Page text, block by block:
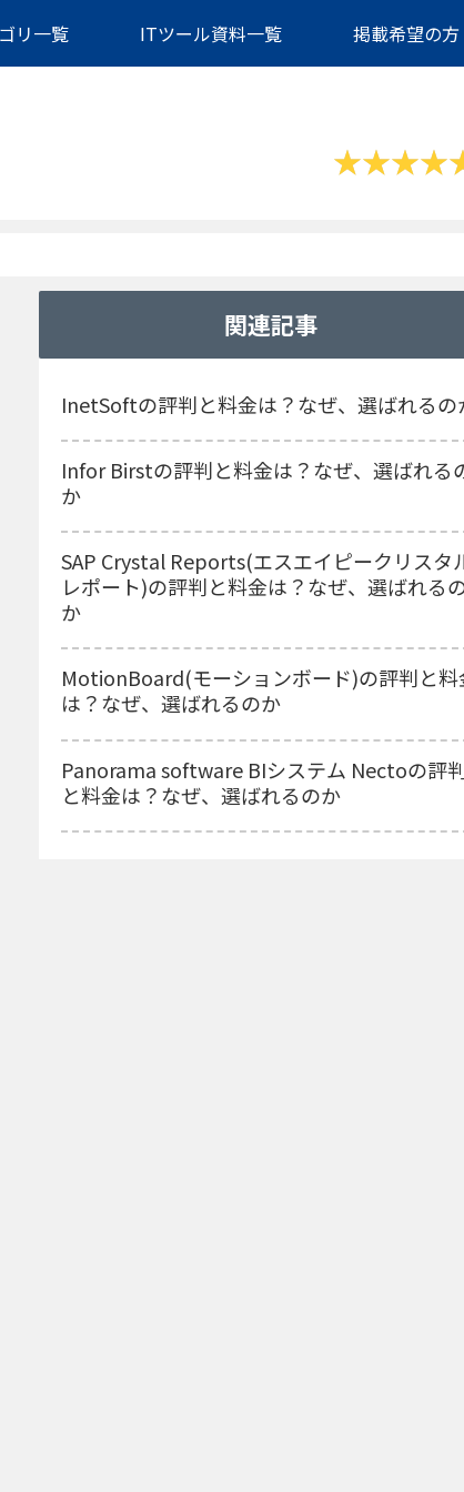
リ一覧 ITツール資料一覧 掲載希望の方
関連記事
InetSoftの評判と料金は？なぜ、選ばれるの
Infor Birstの評判と料金は？なぜ、選ばれる
か
SAP Crystal Reports(エスエイピークリスタ
レポート)の評判と料金は？なぜ、選ばれる
か
MotionBoard(モーションボード)の評判と料
は？なぜ、選ばれるのか
Panorama software BIシステム Nectoの評
と料金は？なぜ、選ばれるのか